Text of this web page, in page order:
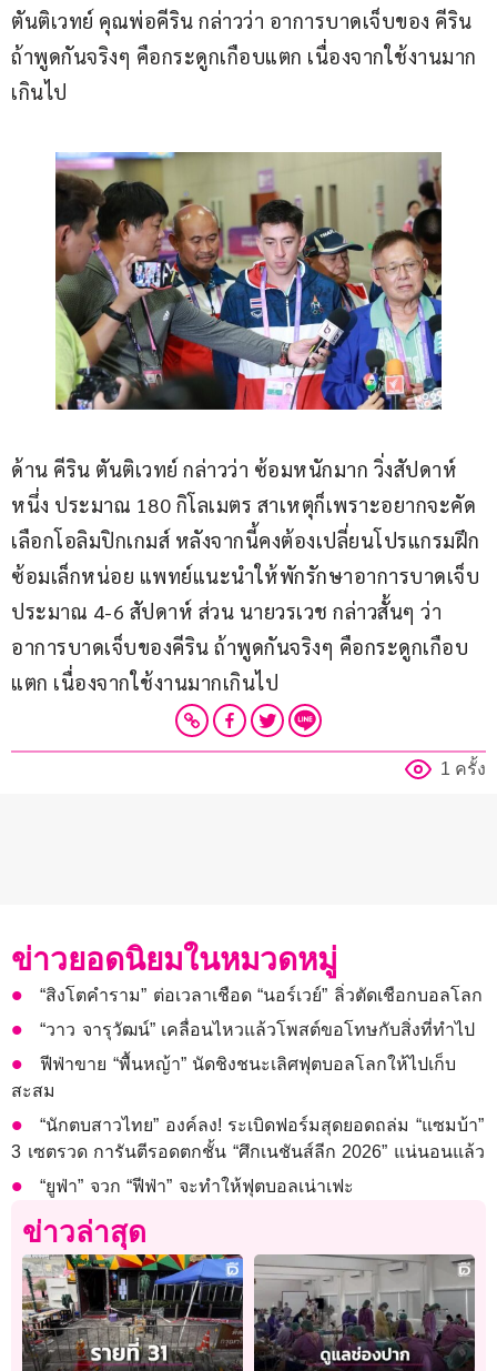
ตันติเวทย์ คุณพ่อคีริน กล่าวว่า อาการบาดเจ็บของ คีริน
ถ้าพูดกันจริงๆ คือกระดูกเกือบแตก เนื่องจากใช้งานมาก
เกินไป
ด้าน คีริน ตันติเวทย์ กล่าวว่า ซ้อมหนักมาก วิ่งสัปดาห์
หนึ่ง ประมาณ 180 กิโลเมตร สาเหตุก็เพราะอยากจะคัด
เลือกโอลิมปิกเกมส์ หลังจากนี้คงต้องเปลี่ยนโปรแกรมฝึก
ซ้อมเล็กหน่อย แพทย์แนะนำให้พักรักษาอาการบาดเจ็บ
ประมาณ 4-6 สัปดาห์ ส่วน นายวรเวช กล่าวสั้นๆ ว่า
อาการบาดเจ็บของคีริน ถ้าพูดกันจริงๆ คือกระดูกเกือบ
แตก เนื่องจากใช้งานมากเกินไป
1 ครั้ง
ข่าวยอดนิยมในหมวดหมู่
“สิงโตคำราม” ต่อเวลาเชือด “นอร์เวย์” ลิ่วตัดเชือกบอลโลก
“วาว จารุวัฒน์” เคลื่อนไหวแล้วโพสต์ขอโทษกับสิ่งที่ทำไป
ฟีฟ่าขาย “พื้นหญ้า” นัดชิงชนะเลิศฟุตบอลโลกให้ไปเก็บ
สะสม
“นักตบสาวไทย” องค์ลง! ระเบิดฟอร์มสุดยอดถล่ม “แซมบ้า”
3 เซตรวด การันตีรอดตกชั้น “ศึกเนชันส์ลีก 2026” แน่นอนแล้ว
“ยูฟ่า” จวก “ฟีฟ่า” จะทำให้ฟุตบอลเน่าเฟะ
ข่าวล่าสุด